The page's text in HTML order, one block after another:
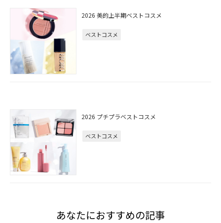
2026 美的上半期ベストコスメ
ベストコスメ
2026 プチプラベストコスメ
ベストコスメ
あなたにおすすめの記事